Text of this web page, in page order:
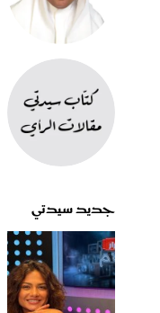
جديد سيدتي